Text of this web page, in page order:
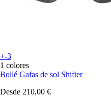
+-3
1 colores
Bollé Gafas de sol Shifter
Desde 210,00 €